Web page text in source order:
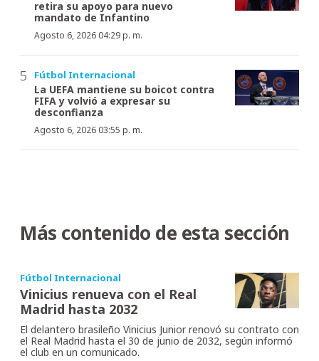
retira su apoyo para nuevo
mandato de Infantino
Agosto 6, 2026 04:29 p. m.
Fútbol Internacional
La UEFA mantiene su boicot contra
FIFA y volvió a expresar su
desconfianza
Agosto 6, 2026 03:55 p. m.
Más contenido de esta sección
Fútbol Internacional
Vinicius renueva con el Real
Madrid hasta 2032
El delantero brasileño Vinicius Junior renovó su contrato con
el Real Madrid hasta el 30 de junio de 2032, según informó
el club en un comunicado.